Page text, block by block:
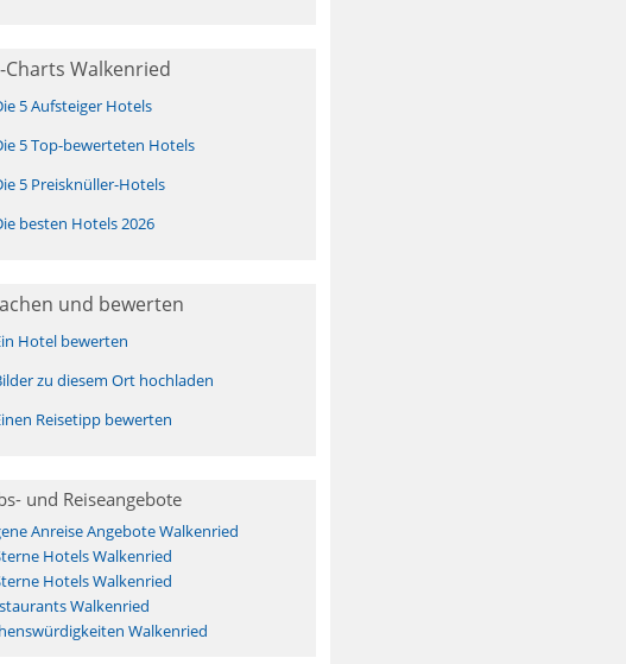
Charts Walkenried
5 Aufsteiger Hotels
5 Top-bewerteten Hotels
5 Preisknüller-Hotels
besten Hotels 2026
und bewerten
Hotel bewerten
zu diesem Ort hochladen
Reisetipp bewerten
und Reiseangebote
Anreise Angebote Walkenried
Hotels Walkenried
Hotels Walkenried
Walkenried
Walkenried